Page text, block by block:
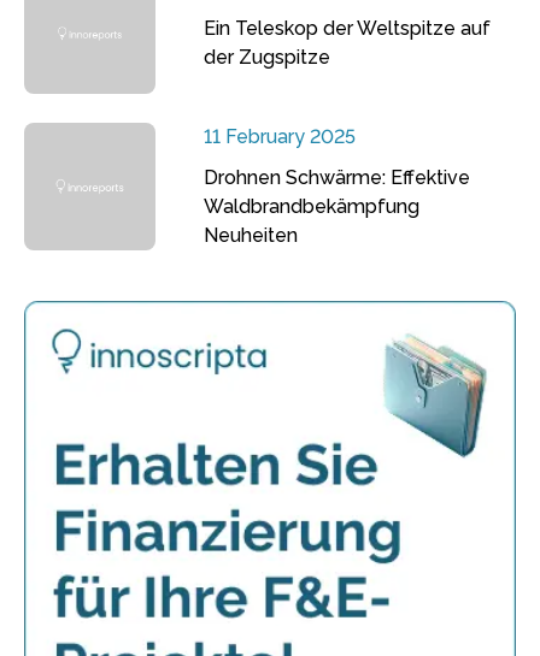
Ein Teleskop der Weltspitze auf
der Zugspitze
11 February 2025
Drohnen Schwärme: Effektive
Waldbrandbekämpfung
Neuheiten